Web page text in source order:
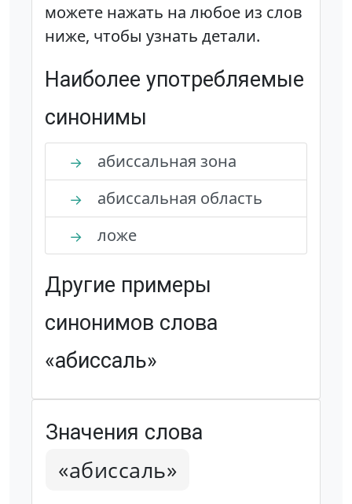
можете нажать на любое из слов
ниже, чтобы узнать детали.
Наиболее употребляемые
синонимы
→ абиссальная зона
→ абиссальная область
→ ложе
Другие примеры
синонимов слова
«абиссаль»
Значения слова
«абиссаль»